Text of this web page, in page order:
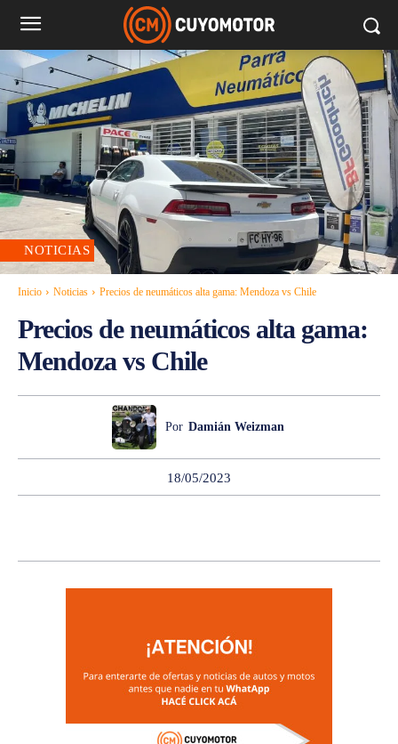
NOTICIAS
Inicio Noticias Precios de neumáticos alta gama: Mendoza vs Chile
Precios de neumáticos alta gama:
Mendoza vs Chile
Por Damián Weizman
18/05/2023